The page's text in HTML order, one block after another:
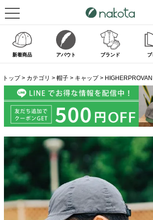
新着商品 アバウト ブランド ブ
トップ カテゴリ 帽子 キャップ